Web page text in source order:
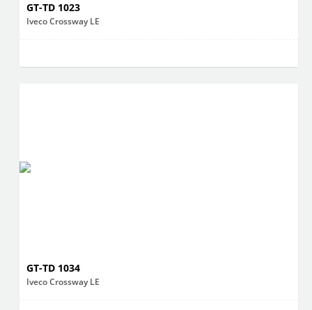
GT-TD 1023
Iveco Crossway LE
GT-TD 1034
Iveco Crossway LE